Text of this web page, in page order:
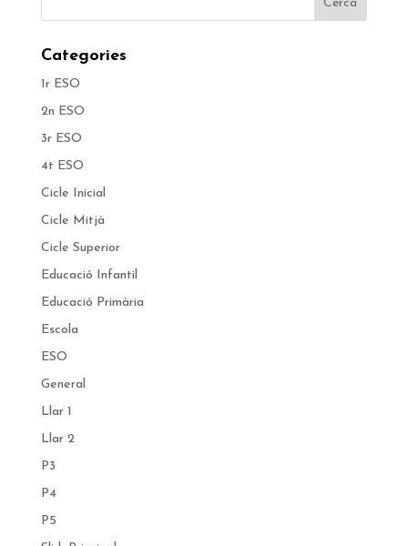
Categories
1r ESO
2n ESO
3r ESO
4t ESO
Cicle Inicial
Cicle Mitjà
Cicle Superior
Educació Infantil
Educació Primària
Escola
ESO
General
Llar 1
Llar 2
P3
P4
P5